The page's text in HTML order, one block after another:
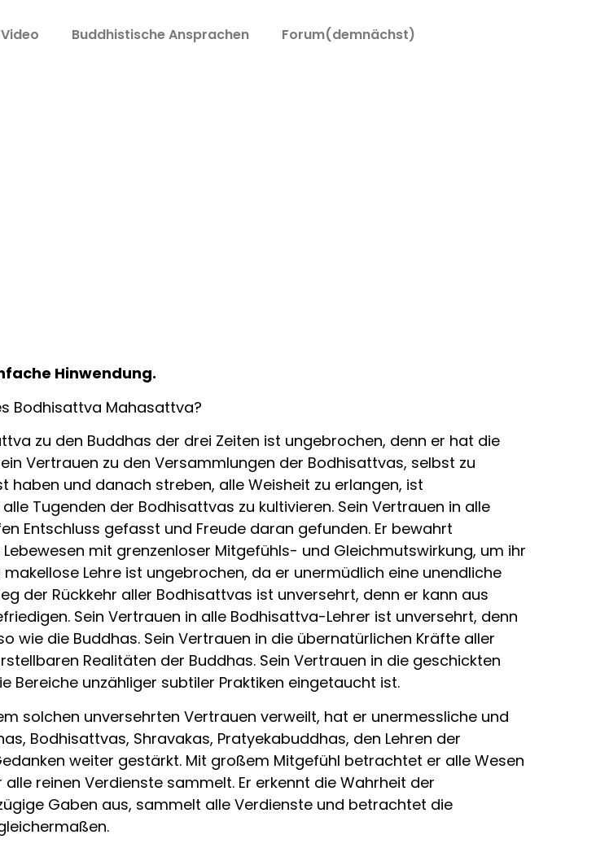
Video Buddhistische Ansprachen Forum(demnächst)
Hinwendung.
Bodhisattva Mahasattva?
zu den Buddhas der drei Zeiten ist ungebrochen, denn er hat die
Vertrauen zu den Versammlungen der Bodhisattvas, selbst zu
und danach streben, alle Weisheit zu erlangen, ist
Tugenden der Bodhisattvas zu kultivieren. Sein Vertrauen in alle
Entschluss gefasst und Freude daran gefunden. Er bewahrt
mit grenzenloser Mitgefühls- und Gleichmutswirkung, um ihr
Lehre ist ungebrochen, da er unermüdlich eine unendliche
der Rückkehr aller Bodhisattvas ist unversehrt, denn er kann aus
Sein Vertrauen in alle Bodhisattva-Lehrer ist unversehrt, denn
die Buddhas. Sein Vertrauen in die übernatürlichen Kräfte aller
Realitäten der Buddhas. Sein Vertrauen in die geschickten
unzähliger subtiler Praktiken eingetaucht ist.
solchen unversehrten Vertrauen verweilt, hat er unermessliche und
Bodhisattvas, Shravakas, Pratyekabuddhas, den Lehren der
weiter gestärkt. Mit großem Mitgefühl betrachtet er alle Wesen
reinen Verdienste sammelt. Er erkennt die Wahrheit der
Gaben aus, sammelt alle Verdienste und betrachtet die